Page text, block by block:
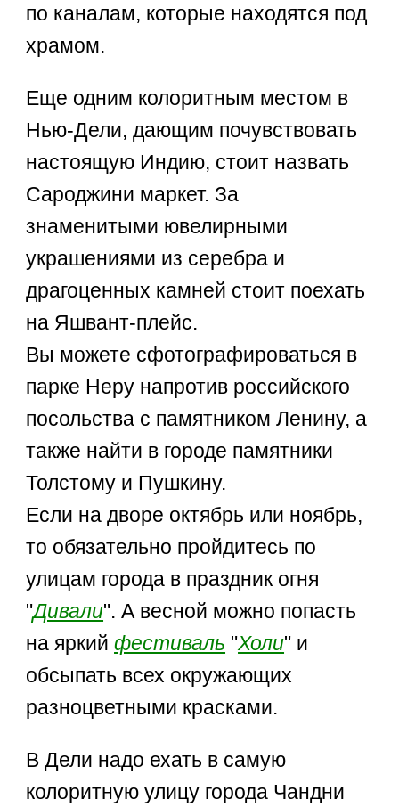
по каналам, которые находятся под
храмом.
Еще одним колоритным местом в
Нью-Дели, дающим почувствовать
настоящую Индию, стоит назвать
Сароджини маркет. За
знаменитыми ювелирными
украшениями из серебра и
драгоценных камней стоит поехать
на Яшвант-плейс.
Вы можете сфотографироваться в
парке Неру напротив российского
посольства с памятником Ленину, а
также найти в городе памятники
Толстому и Пушкину.
Если на дворе октябрь или ноябрь,
то обязательно пройдитесь по
улицам города в праздник огня
"Дивали". А весной можно попасть
на яркийфестиваль "Холи" и
обсыпать всех окружающих
разноцветными красками.
В Дели надо ехать в самую
колоритную улицу города Чандни